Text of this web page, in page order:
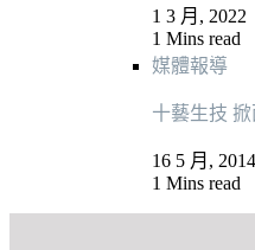
1 3 月, 2022
1 Mins read
媒體報導
十藝生技
16 5 月, 2014
1 Mins read